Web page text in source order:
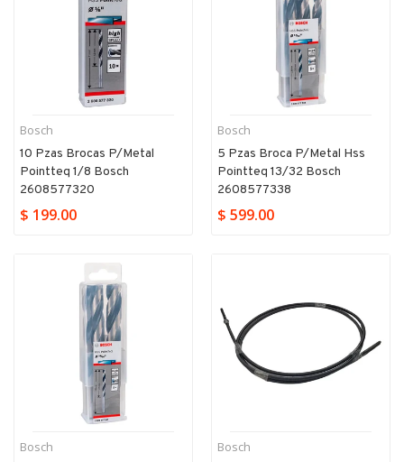
Bosch
10 Pzas Brocas P/metal
Pointteq 1/8 Bosch
2608577320
$ 199.00
Bosch
5 Pzas Broca P/metal Hss
Pointteq 13/32 Bosch
2608577338
$ 599.00
Bosch Bosch